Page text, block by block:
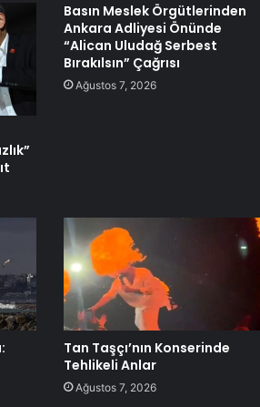
Basın Meslek Örgütlerinden
Ankara Adliyesi Önünde
“Alican Uludağ Serbest
Bırakılsın” Çağrısı
Ağustos 7, 2026
Tan Taşçı’nın Konserinde
Tehlikeli Anlar
Ağustos 7, 2026